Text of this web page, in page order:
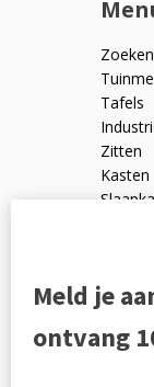
Zoeken
Tafels
Zitten
Kasten
Outlet
Meld je
ontvang